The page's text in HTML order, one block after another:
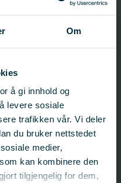
Om
å gi innhold og
levere sosiale
trafikken vår. Vi deler
du bruker nettstedet
medier,
kan kombinere den
tilgjengelig for dem,
fiskevelferd